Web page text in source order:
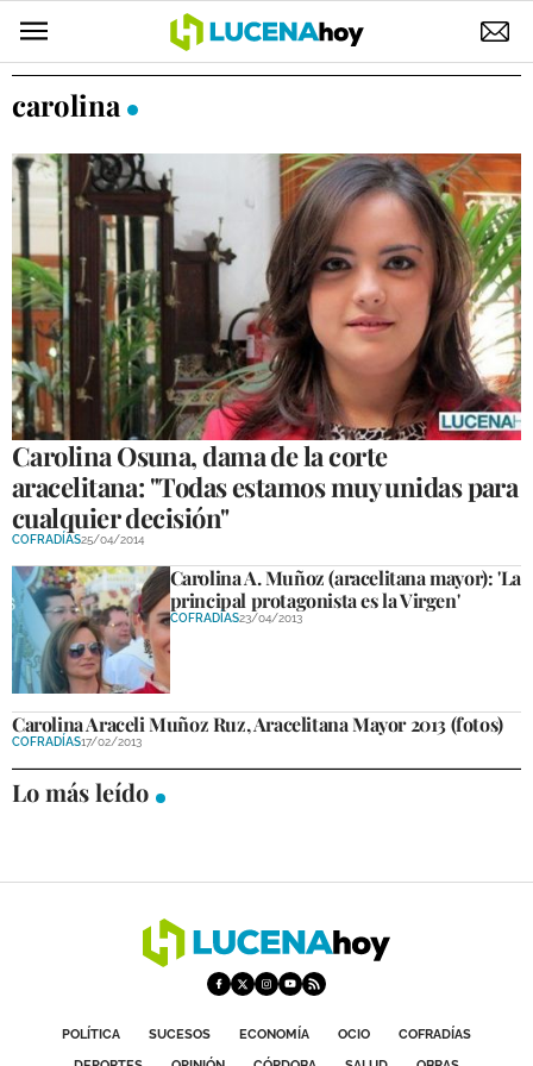
POLÍTICA
ELECCIONES
SUCESOS
ECONOMÍA
DESARROLLO LOCAL
LUCENA EMPRESAS
OCIO
COFRADÍAS
COMPETICIONES
DEPORTE BASE
OPINIÓN
VENTANA CIUDADANA
CÓRDOBA
NECROLÓGICAS
carolina
Carolina Osuna, dama de la corte
aracelitana: "Todas estamos muy unidas para
cualquier decisión"
COFRADÍAS25/04/2014
Carolina A. Muñoz (aracelitana mayor): 'La
principal protagonista es la Virgen'
COFRADÍAS23/04/2013
Carolina Araceli Muñoz Ruz, Aracelitana Mayor 2013 (fotos)
COFRADÍAS17/02/2013
Lo más leído
POLÍTICA SUCESOS ECONOMÍA OCIO
COFRADÍAS